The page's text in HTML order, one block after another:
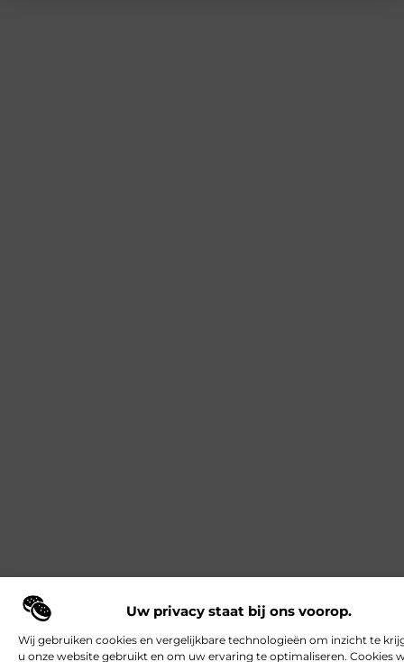
Uw privacy staat bij ons voorop.
Wij gebruiken cookies en vergelijkbare technologieën om inzicht te
u onze website gebruikt en om uw ervaring te optimaliseren. Cookies